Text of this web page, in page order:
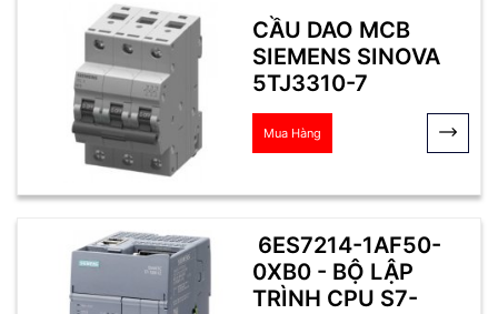
CẦU DAO MCB
SIEMENS SINOVA
5TJ3310-7
Mua Hàng
6ES7214-1AF50-
0XB0 - BỘ LẬP
TRÌNH CPU S7-